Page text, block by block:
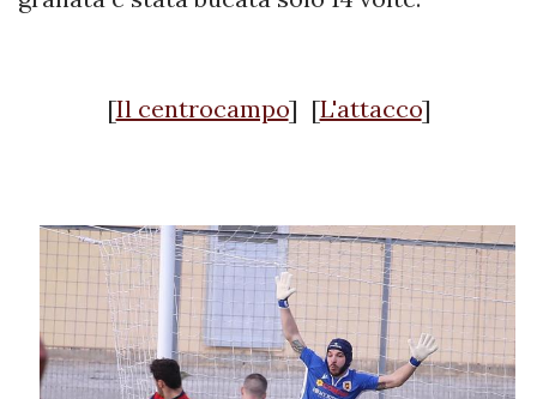
[Il centrocampo] [L'attacco]